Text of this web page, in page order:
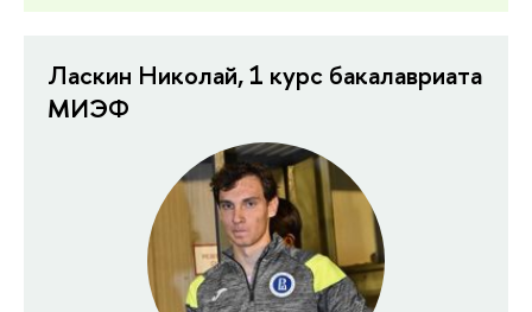
Ласкин Николай, 1 курс бакалавриата
МИЭФ